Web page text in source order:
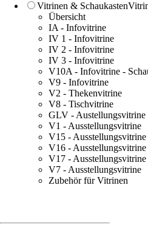
Vitrinen & Schaukasten
Übersicht
IA - Infovitrine
IV 1 - Infovitrine
IV 2 - Infovitrine
IV 3 - Infovitrine
V10A - Infovitrine -
V9 - Infovitrine
V2 - Thekenvitrine
V8 - Tischvitrine
GLV -
V1 - Ausstellungsvitrine
V15 - Ausstellungsvitrine
V16 - Ausstellungsvitrine
V17 - Ausstellungsvitrine
V7 - Ausstellungsvitrine
Zubehör für Vitrinen